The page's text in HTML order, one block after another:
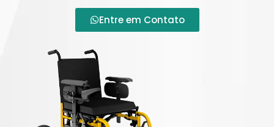
Entre em Contato